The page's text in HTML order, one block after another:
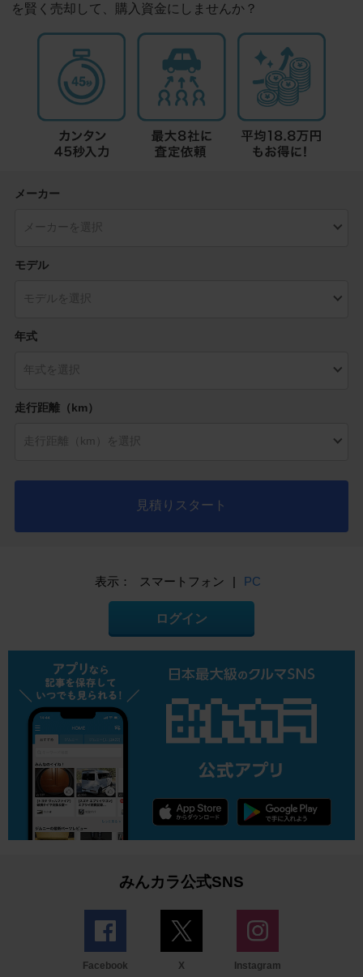
を賢く売却して、購入資金にしませんか？
メーカー
モデル
年式
走行距離（km）
見積りスタート
表示： スマートフォン | PC
ログイン
みんカラ公式SNS
Facebook X Instagram